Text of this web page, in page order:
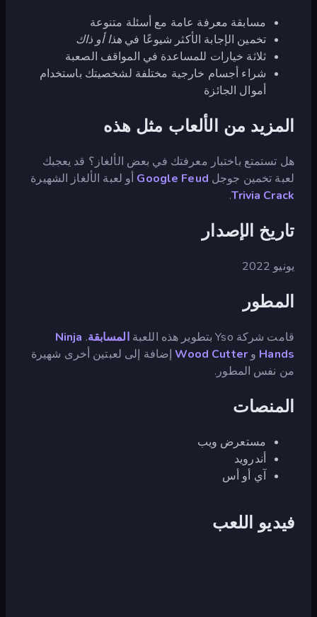
مسابقة معرفة عامة مع أسئلة متنوعة
تخمين الإجابة الأكثر شيوعًا في هذا أو ذاك
ثلاثة خيارات للمساعدة في المواقف الصعبة
شراء أجسام خارجية مختلفة لشخصيتك باستخدام
أموال الجائزة
المزيد من الألعاب مثل هذه
هل تستمتع باختبار معرفتك في بعض الألغاز؟ قد يعجبك
لعبة تخمين جوجل Google Feud أو لعبة الألغاز الشهيرة
Trivia Crack
.
تاريخ الإصدار
يونيو 2022
المطور
قامت شركة Yso بتطوير هذه اللعبة المسابقة.
Ninja
Hands وWood Cutterإضافة إلى لعبتين أخرى شهيرة
من نفس المطور.
المنصات
مستعرض ويب
أندرويد
آي أو أس
فيديو اللعب